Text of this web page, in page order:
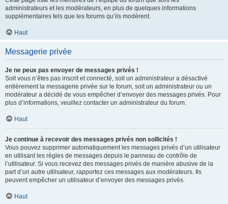
administrateurs et les modérateurs, en plus de quelques informations
supplémentaires tels que les forums qu’ils modèrent.
Haut
Messagerie privée
Je ne peux pas envoyer de messages privés !
Soit vous n’êtes pas inscrit et connecté, soit un administrateur a désactivé
entièrement la messagerie privée sur le forum, soit un administrateur ou un
modérateur a décidé de vous empêcher d’envoyer des messages privés. Pour
plus d’informations, veuillez contacter un administrateur du forum.
Haut
Je continue à recevoir des messages privés non sollicités !
Vous pouvez supprimer automatiquement les messages privés d’un utilisateur
en utilisant les règles de messages depuis le panneau de contrôle de
l’utilisateur. Si vous recevez des messages privés de manière abusive de la
part d’un autre utilisateur, rapportez ces messages aux modérateurs. Ils
peuvent empêcher un utilisateur d’envoyer des messages privés.
Haut